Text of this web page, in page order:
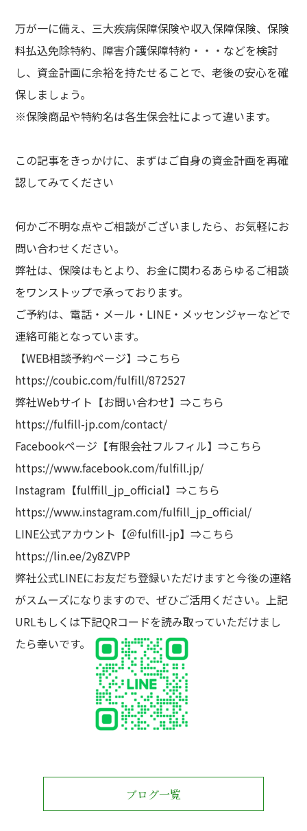
万が一に備え、三大疾病保障保険や収入保障保険、保険
料払込免除特約、障害介護保障特約・・・などを検討
し、資金計画に余裕を持たせることで、老後の安心を確
保しましょう。
※保険商品や特約名は各生保会社によって違います。
この記事をきっかけに、まずはご自身の資金計画を再確
認してみてください
何かご不明な点やご相談がございましたら、お気軽にお
問い合わせください。
弊社は、保険はもとより、お金に関わるあらゆるご相談
をワンストップで承っております。
ご予約は、電話・メール・LINE・メッセンジャーなどで
連絡可能となっています。
【WEB相談予約ページ】⇒こちら
https://coubic.com/fulfill/872527
弊社Webサイト【お問い合わせ】⇒こちら
https://fulfill-jp.com/contact/
Facebookページ【有限会社フルフィル】⇒こちら
https://www.facebook.com/fulfill.jp/
Instagram【fulffill_jp_official】⇒こちら
https://www.instagram.com/fulfill_jp_official/
LINE公式アカウント【＠fulfill-jp】⇒こちら
https://lin.ee/2y8ZVPP
弊社公式LINEにお友だち登録いただけますと今後の連絡
がスムーズになりますので、ぜひご活用ください。上記
URLもしくは下記QRコードを読み取っていただけまし
たら幸いです。
ブログ一覧